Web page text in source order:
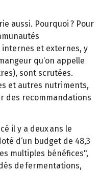
aussi. Pourquoi ? Pour
et externes, y
qu‘on appelle
sont scrutées.
et autres nutriments,
des recommandations
il y a deux ans le
d‘un budget de 48,3
multiples bénéfices",
de fermentations,